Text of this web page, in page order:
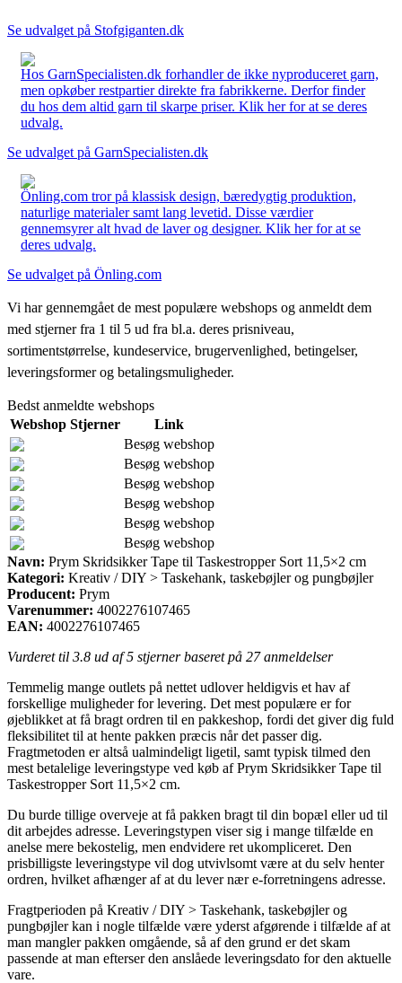
Se udvalget på Stofgiganten.dk
Hos GarnSpecialisten.dk forhandler de ikke nyproduceret garn,
men opkøber restpartier direkte fra fabrikkerne. Derfor finder
du hos dem altid garn til skarpe priser. Klik her for at se deres
udvalg.
Se udvalget på GarnSpecialisten.dk
Önling.com tror på klassisk design, bæredygtig produktion,
naturlige materialer samt lang levetid. Disse værdier
gennemsyrer alt hvad de laver og designer. Klik her for at se
deres udvalg.
Se udvalget på Önling.com
Vi har gennemgået de mest populære webshops og anmeldt dem
med stjerner fra 1 til 5 ud fra bl.a. deres prisniveau,
sortimentstørrelse, kundeservice, brugervenlighed, betingelser,
leveringsformer og betalingsmuligheder.
Bedst anmeldte webshops
Webshop Stjerner
Link
Besøg webshop
Besøg webshop
Besøg webshop
Besøg webshop
Besøg webshop
Besøg webshop
Navn: Prym Skridsikker Tape til Taskestropper Sort 11,5×2 cm
Kategori: Kreativ / DIY > Taskehank, taskebøjler og pungbøjler
Producent: Prym
Varenummer: 4002276107465
EAN: 4002276107465
Vurderet til 3.8 ud af 5 stjerner baseret på 27anmeldelser
Temmelig mange outlets på nettet udlover heldigvis et hav af
forskellige muligheder for levering. Det mest populære er for
øjeblikket at få bragt ordren til en pakkeshop, fordi det giver dig fuld
fleksibilitet til at hente pakken præcis når det passer dig.
Fragtmetoden er altså ualmindeligt ligetil, samt typisk tilmed den
mest betalelige leveringstype ved køb af Prym Skridsikker Tape til
Taskestropper Sort 11,5×2 cm.
Du burde tillige overveje at få pakken bragt til din bopæl eller ud til
dit arbejdes adresse. Leveringstypen viser sig i mange tilfælde en
anelse mere bekostelig, men endvidere ret ukompliceret. Den
prisbilligste leveringstype vil dog utvivlsomt være at du selv henter
ordren, hvilket afhænger af at du lever nær e-forretningens adresse.
Fragtperioden på Kreativ / DIY > Taskehank, taskebøjler og
pungbøjler kan i nogle tilfælde være yderst afgørende i tilfælde af at
man mangler pakken omgående, så af den grund er det skam
passende at man efterser den anslåede leveringsdato for den aktuelle
vare.